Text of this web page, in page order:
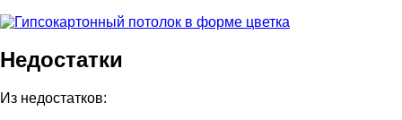
Недостатки
Из недостатков: